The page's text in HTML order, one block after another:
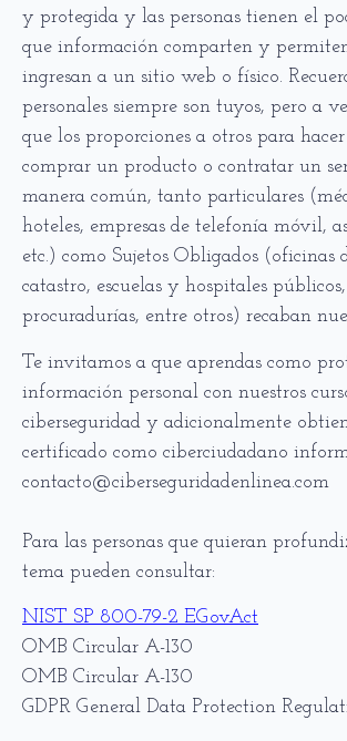
y protegida y las personas tienen el
que información comparten y
ingresan a un sitio web o físico.
personales siempre son tuyos, pero a
que los proporciones a otros para
comprar un producto o contratar un
manera común, tanto particulares
hoteles, empresas de telefonía móvil,
etc.) como Sujetos Obligados (oficinas
catastro, escuelas y hospitales
procuradurías, entre otros) recaban
Te invitamos a que aprendas como
información personal con nuestros
ciberseguridad y adicionalmente
certificado como ciberciudadano
contacto@ciberseguridadenlinea.com
Para las personas que quieran
tema pueden consultar:
NIST SP 800-79-2 EGovAct
OMB Circular A-130
OMB Circular A-130
GDPR General Data Protection